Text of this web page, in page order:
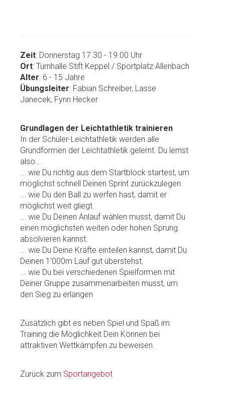
Zeit: Donnerstag 17.30 - 19.00 Uhr
Ort: Turnhalle Stift Keppel / Sportplatz Allenbach
Alter: 6 - 15 Jahre
Übungsleiter: Fabian Schreiber, Lasse
Janecek, Fynn Hecker
Grundlagen der Leichtathletik trainieren
In der Schüler-Leichtathletik werden alle
Grundformen der Leichtathletik gelernt. Du lernst
also...
... wie Du richtig aus dem Startblock startest, um
möglichst schnell Deinen Sprint zurückzulegen.
... wie Du den Ball zu werfen hast, damit er
möglichst weit gliegt.
... wie Du Deinen Anlauf wählen musst, damit Du
einen möglichsten weiten oder hohen Sprung
absolvieren kannst.
... wie Du Deine Kräfte einteilen kannst, damit Du
Deinen 1'000m Lauf gut überstehst.
... wie Du bei verschiedenen Spielformen mit
Deiner Gruppe zusammenarbeiten musst, um
den Sieg zu erlangen
Zusätzlich gibt es neben Spiel und Spaß im
Training die Möglichkeit Dein Können bei
attraktiven Wettkämpfen zu beweisen.
Zurück zum Sportangebot